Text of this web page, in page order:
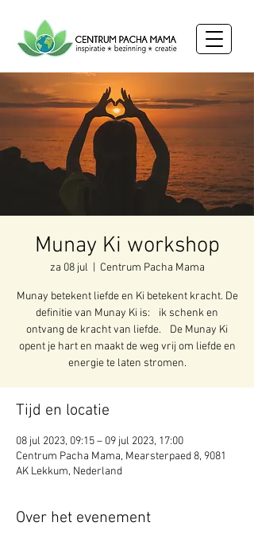
Munay Ki workshop
za 08 jul Centrum Pacha Mama
Munay betekent liefde en Ki betekent kracht. De
definitie van Munay Ki is: ik schenk en
ontvang de kracht van liefde. De Munay Ki
opent je hart en maakt de weg vrij om liefde en
energie te laten stromen.
Tijd en locatie
08 jul 2023, 09:15 – 09 jul 2023, 17:00
Centrum Pacha Mama, Mearsterpaed 8, 9081
AK Lekkum, Nederland
Over het evenement